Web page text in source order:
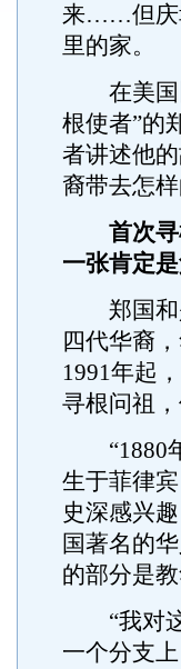
来……但庆
里的家。
在美国旧
根使者”的
者讲述他
裔带去怎样
首次
一张肯定
郑国和
四代华裔
1991年起
寻根问祖
“1880年
生于菲律
史深感兴
国著名的
的部分是
“我对这
一个分支